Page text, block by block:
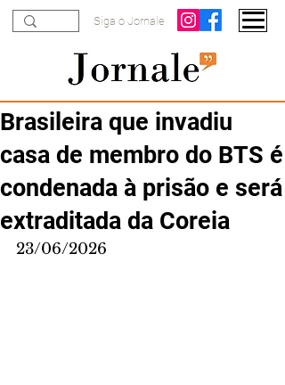
Siga o Jornale
Brasileira que invadiu
casa de membro do BTS é
condenada à prisão e será
extraditada da Coreia
23/06/2026